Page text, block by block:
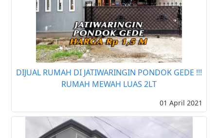
DIJUAL RUMAH DI JATIWARINGIN PONDOK GEDE !!!
RUMAH MEWAH LUAS 2LT
01 April 2021